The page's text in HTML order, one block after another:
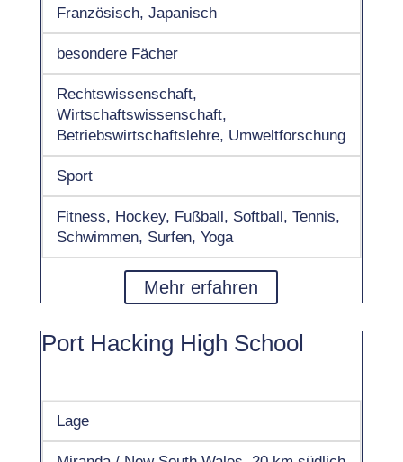
Französisch, Japanisch
besondere Fächer
Rechtswissenschaft,
Wirtschaftswissenschaft,
Betriebswirtschaftslehre, Umweltforschung
Sport
Fitness, Hockey, Fußball, Softball, Tennis,
Schwimmen, Surfen, Yoga
Mehr erfahren
Port Hacking High School
Lage